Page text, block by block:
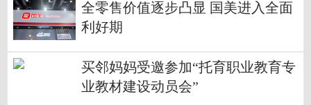
全零售价值逐步凸显 国美进入全面
利好期
买邻妈妈受邀参加“托育职业教育专
业教材建设动员会”